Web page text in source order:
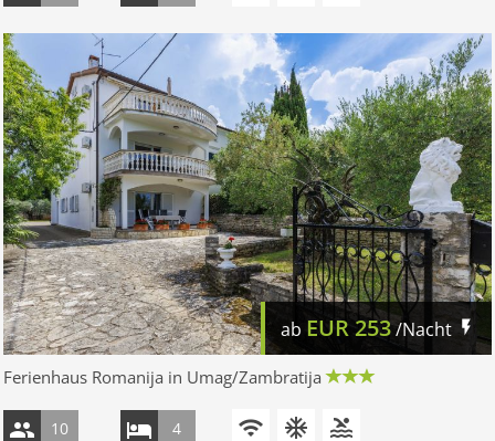
ab EUR253/Nacht
Ferienhaus Romanija in Umag/Zambratija
10 4